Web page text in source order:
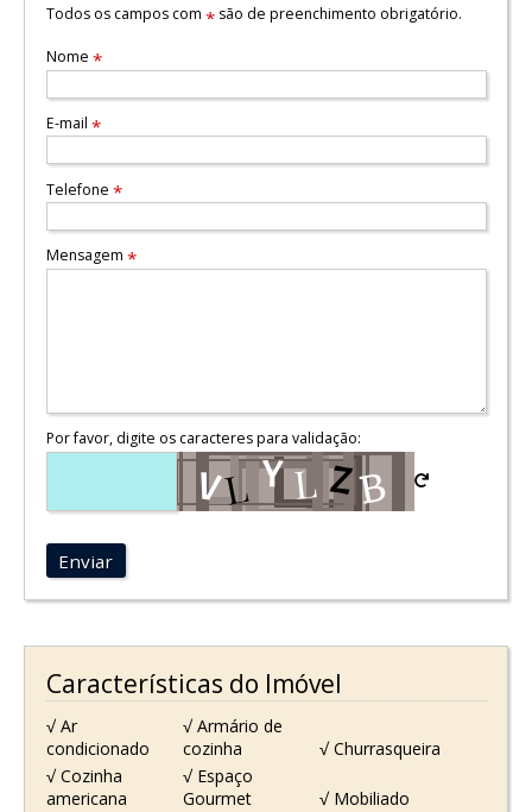
Todos os campos com *são de preenchimento obrigatório.
Nome *
E-mail *
Telefone *
Mensagem *
Por favor, digite os caracteres para validação:
Enviar
Características do Imóvel
√ Ar
condicionado
√ Armário de
cozinha
√ Churrasqueira
√ Cozinha
americana
√ Espaço
Gourmet
√ Mobiliado